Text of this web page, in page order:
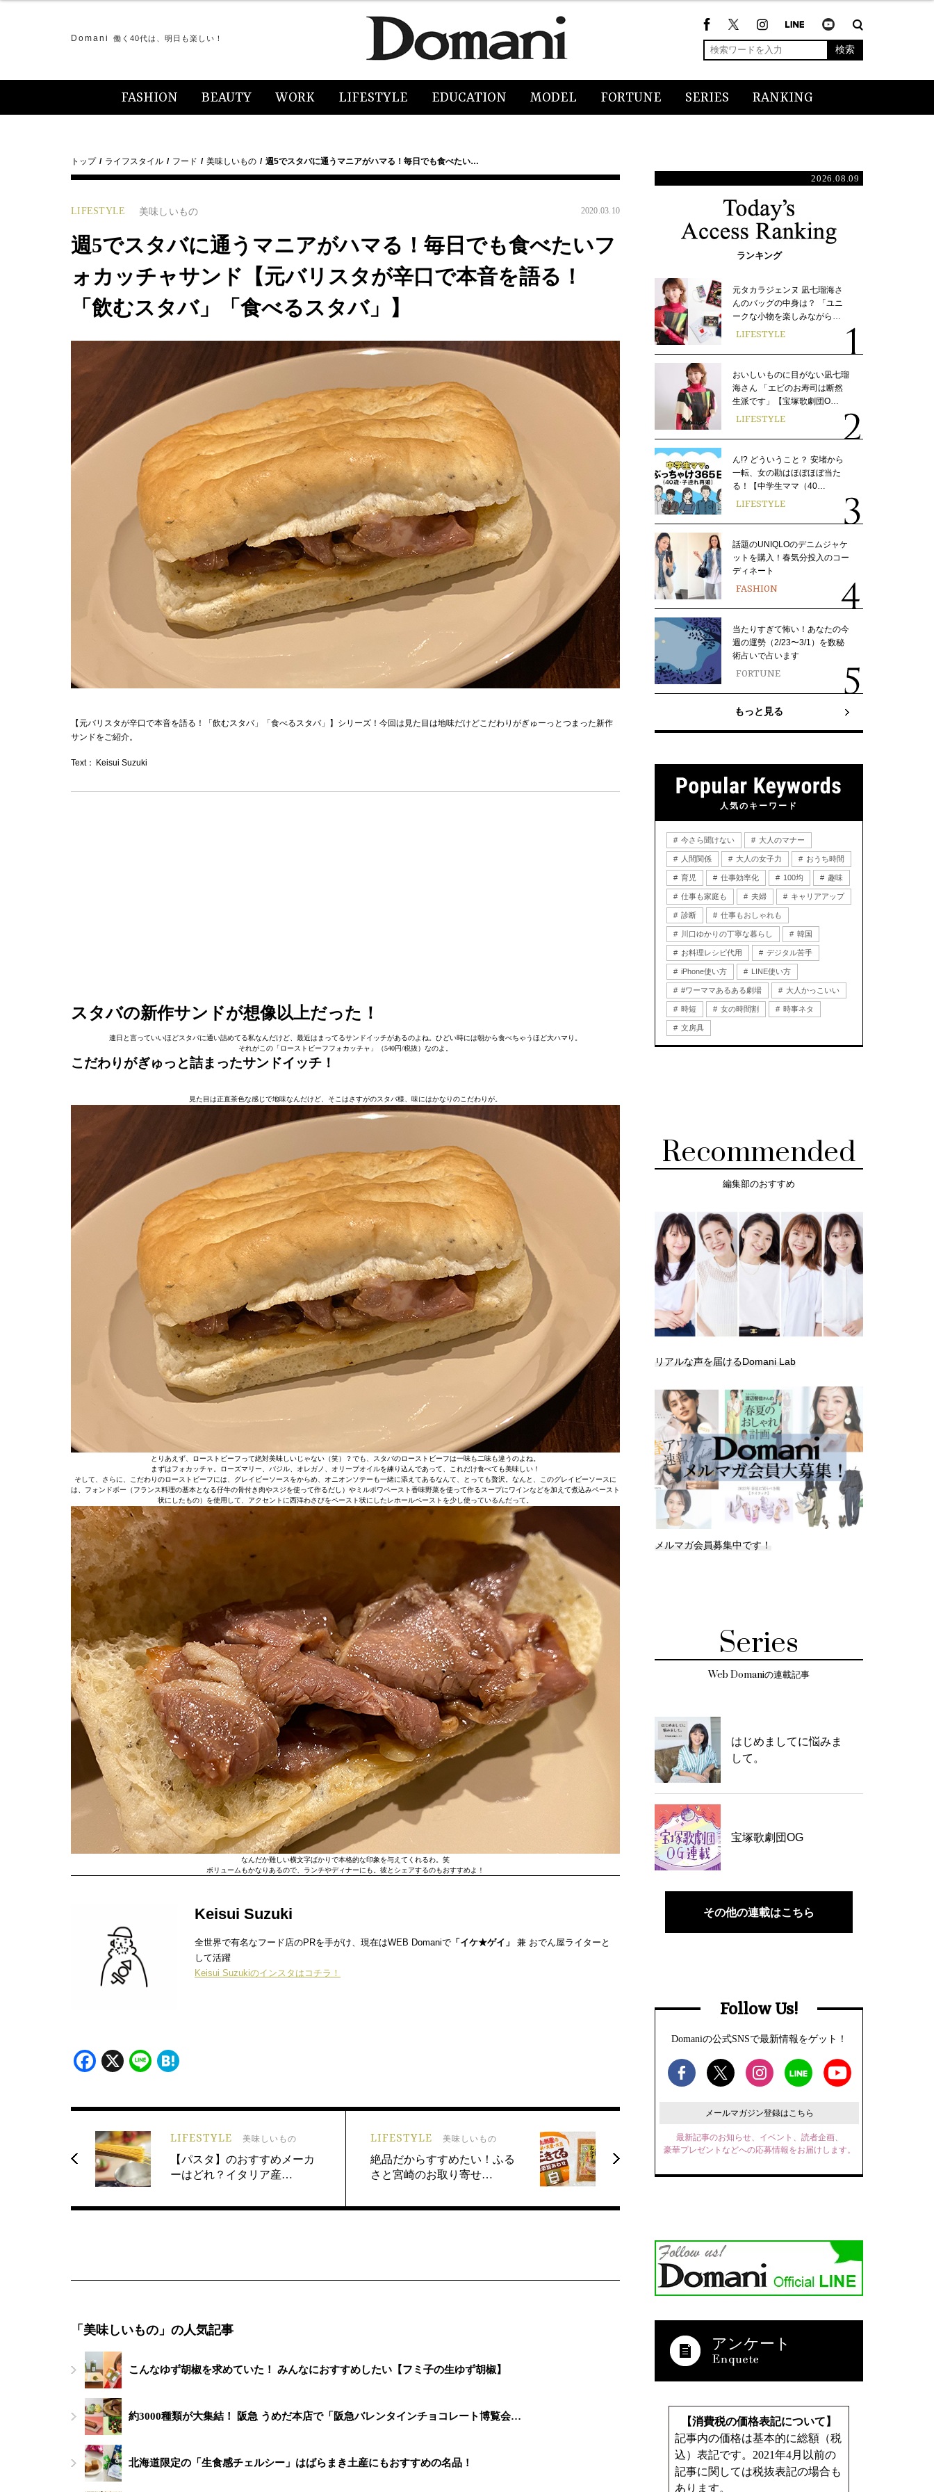
Domani 働く40代は、明日も楽しい！
検索
FASHION BEAUTY WORK LIFESTYLE EDUCATION MODEL FORTUNE SERIES RANKING
トップ ライフスタイル フード 美味しいもの 週5でスタバに通うマニアがハマる！毎日でも食べたい…
LIFESTYLE 美味しいもの 2020.03.10
週5でスタバに通うマニアがハマる！毎日でも食べたいフ
ォカッチャサンド【元バリスタが辛口で本音を語る！
「飲むスタバ」「食べるスタバ」】
【元バリスタが辛口で本音を語る！「飲むスタバ」「食べるスタバ」】シリーズ！今回は見た目は地味だけどこだわりがぎゅーっとつまった新作
サンドをご紹介。
Text： Keisui Suzuki
スタバの新作サンドが想像以上だった！
連日と言っていいほどスタバに通い詰めてる私なんだけど、最近はまってるサンドイッチがあるのよね。ひどい時には朝から食べちゃうほど大ハマり。
それがこの「ローストビーフフォカッチャ」（540円/税抜）なのよ。
こだわりがぎゅっと詰まったサンドイッチ！
見た目は正直茶色な感じで地味なんだけど、そこはさすがのスタバ様、味にはかなりのこだわりが。
とりあえず、ローストビーフって絶対美味しいじゃない（笑）？でも、スタバのローストビーフは一味も二味も違うのよね。
まずはフォカッチャ。ローズマリー、バジル、オレガノ、オリーブオイルを練り込んであって、これだけ食べても美味しい！
そして、さらに、こだわりのローストビーフには、グレイビーソースをからめ、オニオンソテーも一緒に添えてあるなんて、とっても贅沢。なんと、このグレイビーソースに
は、フォンドボー（フランス料理の基本となる仔牛の骨付き肉やスジを使って作るだし）やミルポワペースト香味野菜を使って作るスープにワインなどを加えて煮込みペースト
状にしたもの）を使用して、アクセントに西洋わさびをペースト状にしたレホールペーストを少し使っているんだって。
なんだか難しい横文字ばかりで本格的な印象を与えてくれるわ。笑
ボリュームもかなりあるので、ランチやディナーにも。彼とシェアするのもおすすめよ！
Keisui Suzuki
全世界で有名なフード店のPRを手がけ、現在はWEB Domaniで 「イケ★ゲイ」 兼 おでん屋ライターと
して活躍
Keisui Suzukiのインスタはコチラ！
Facebook
X Line
LIFESTYLE 美味しいもの
【パスタ】のおすすめメーカ
ーはどれ？イタリア産…
LIFESTYLE 美味しいもの
絶品だからすすめたい！ふる
さと宮崎のお取り寄せ…
「美味しいもの」の人気記事
こんなゆず胡椒を求めていた！ みんなにおすすめしたい【フミ子の生ゆず胡椒】
約3000種類が大集結！ 阪急 うめだ本店で「阪急バレンタインチョコレート博覧会…
北海道限定の「生食感チェルシー」はばらまき土産にもおすすめの名品！
2026.08.09
ランキング
元タカラジェンヌ 凪七瑠海さ
んのバッグの中身は？ 「ユニ
ークな小物を楽しみながら…
LIFESTYLE
おいしいものに目がない凪七瑠
海さん 「エビのお寿司は断然
生派です」【宝塚歌劇団O…
LIFESTYLE
ん!? どういうこと？ 安堵から
一転、女の勘はほぼほぼ当た
る！【中学生ママ（40…
LIFESTYLE
話題のUNIQLOのデニムジャケ
ットを購入！春気分投入のコー
ディネート
FASHION
当たりすぎて怖い！あなたの今
週の運勢（2/23〜3/1）を数秘
術占いで占います
FORTUNE
もっと見る
人気のキーワード
今さら聞けない 大人のマナー
人間関係 大人の女子力 おうち時間
育児 仕事効率化 100均 趣味
仕事も家庭も 夫婦 キャリアアップ
診断 仕事もおしゃれも
川口ゆかりの丁寧な暮らし 韓国
お料理レシピ代用 デジタル苦手
iPhone使い方 LINE使い方
#ワーママあるある劇場 大人かっこいい
時短 女の時間割 時事ネタ
文房具
Recommended
編集部のおすすめ
リアルな声を届けるDomani Lab
メルマガ会員募集中です！
Series
Web Domaniの連載記事
はじめましてに悩みま
して。
宝塚歌劇団OG
その他の連載はこちら
Follow Us!
Domaniの公式SNSで最新情報をゲット！
メールマガジン登録はこちら
最新記事のお知らせ、イベント、読者企画、
豪華プレゼントなどへの応募情報をお届けします。
アンケート
【消費税の価格表記について】
記事内の価格は基本的に総額（税
込）表記です。2021年4月以前の
記事に関しては税抜表記の場合も
あります。